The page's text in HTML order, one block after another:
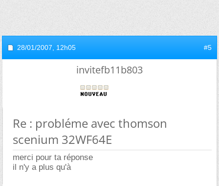
28/01/2007, 12h05 #5
invitefb11b803
Re : probléme avec thomson
scenium 32WF64E
merci pour ta réponse
il n'y a plus qu'à